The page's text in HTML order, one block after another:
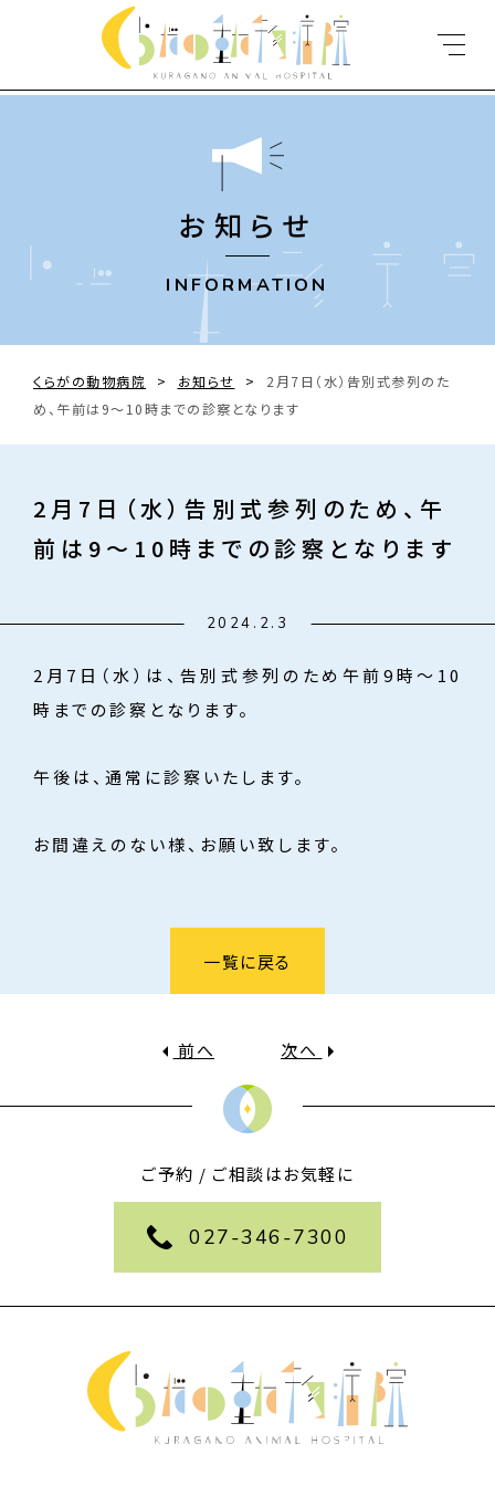
お知らせ
INFORMATION
くらがの動物病院 > お知らせ >
2月7日（水）告別式参列のた
め、午前は9〜10時までの診察となります
2月7日（水）告別式参列のため、午
前は9〜10時までの診察となります
2024.2.3
2月7日（水）は、告別式参列のため午前9時〜10
時までの診察となります。
午後は、通常に診察いたします。
お間違えのない様、お願い致します。
一覧に戻る
前へ 次へ
ご予約 / ご相談はお気軽に
027-346-7300